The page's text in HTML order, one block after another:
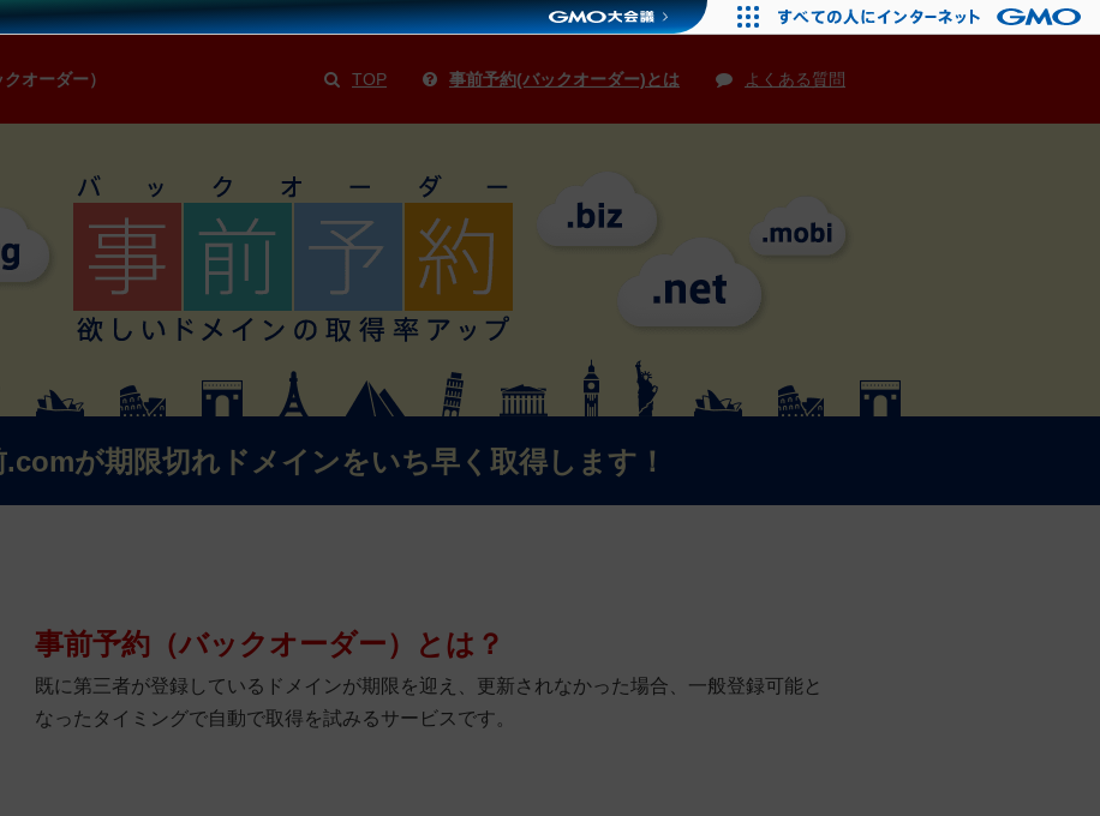
オーダー） TOP 事前予約(バックオーダー)とは よくある質問
.comが期限切れドメインをいち早く取得します！
事前予約（バックオーダー）とは？
既に第三者が登録しているドメインが期限を迎え、更新されなかった場合、一般登録可能と
なったタイミングで自動で取得を試みるサービスです。